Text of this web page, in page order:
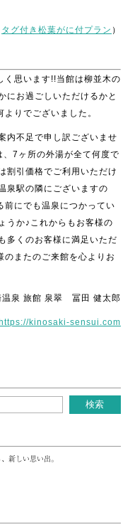
タグ付き松葉がに付プラン ）
く思います!!当館は柳並木の
にお過ごしいただけるかと
りでございました。
内不足で申し訳ございませ
7ヶ所の外湯が全て何度で
割引価格でご利用いただけ
泉駅の隣にございますの
前にでも温泉につかってい
うか♪これからもお客様の
多くのお客様に満足いただ
のまたのご来館を心よりお
温泉 旅館 泉翠 冨田 健太郎
https://kinosaki-sensui.com
新しい思い出。